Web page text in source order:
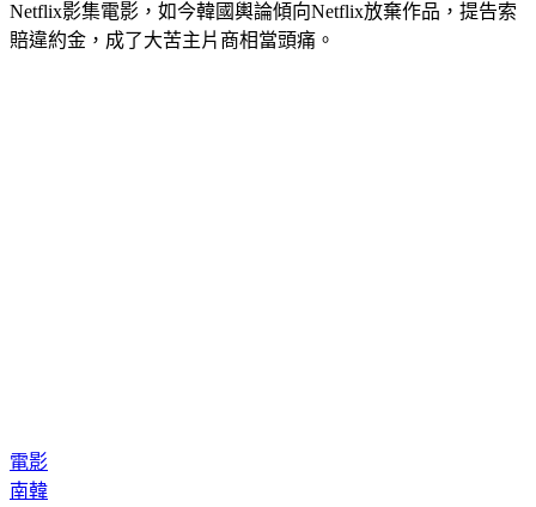
劉亞仁兩度受封青龍獎影帝，實力及流量兼具，演出多部
Netflix影集電影，如今韓國輿論傾向Netflix放棄作品，提告索
電影